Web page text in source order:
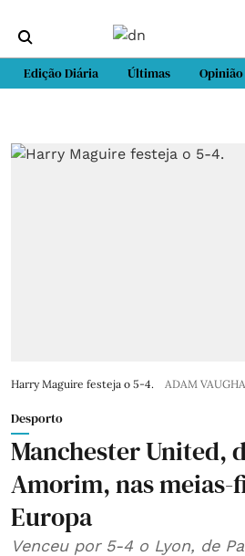
Edição Diária Últimas Opinião
Harry Maguire festeja o 5-4. ADAM
Desporto
Manchester United,
Amorim, nas meias-
Europa
Venceu por 5-4 o Lyon, de